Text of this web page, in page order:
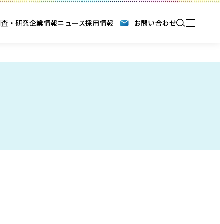
・研究企業情報ニュース採用情報 お問い合わせ